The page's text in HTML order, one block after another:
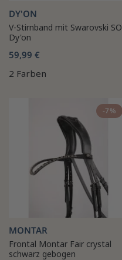
DY'ON
V-Stirnband mit Swarovski SO
Dy'on
59,99 €
2 Farben
-7%
MONTAR
Frontal Montar Fair crystal
schwarz gebogen